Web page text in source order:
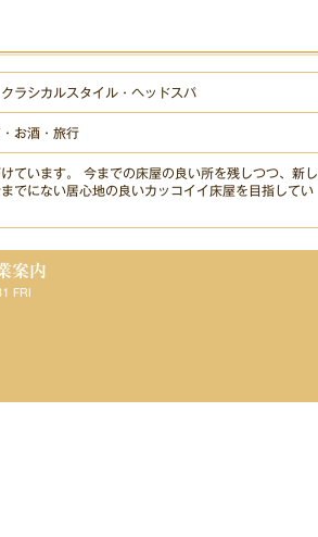
ラシカルスタイル・ヘッドスパ
お酒・旅行
ています。 今までの床屋の良い所を残しつつ、新し
でにない居心地の良いカッコイイ床屋を目指してい
案内
FRI